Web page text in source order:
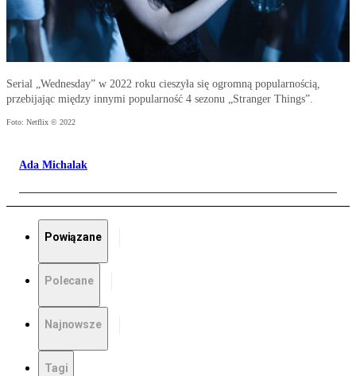
Serial „Wednesday” w 2022 roku cieszyła się ogromną popularnością,
przebijając między innymi popularność 4 sezonu „Stranger Things”.
Foto: Netflix © 2022
Ada Michalak
Powiązane
Polecane
Najnowsze
Tagi